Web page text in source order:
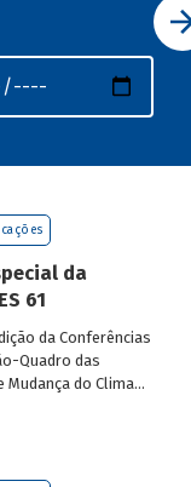
da
61
da Conferências
Quadro das
Mudança do Clima
BNDES.